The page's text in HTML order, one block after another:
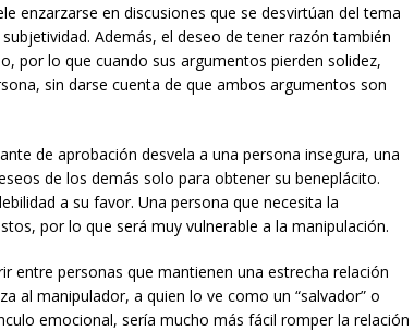
enzarzarse en discusiones que se desvirtúan del tema
Además, el deseo de tener razón también
por lo que cuando sus argumentos pierden solidez,
sin darse cuenta de que ambos argumentos son
de aprobación desvela a una persona insegura, una
de los demás solo para obtener su beneplácito.
a su favor. Una persona que necesita la
por lo que será muy vulnerable a la manipulación.
entre personas que mantienen una estrecha relación
al manipulador, a quien lo ve como un “salvador” o
emocional, sería mucho más fácil romper la relación